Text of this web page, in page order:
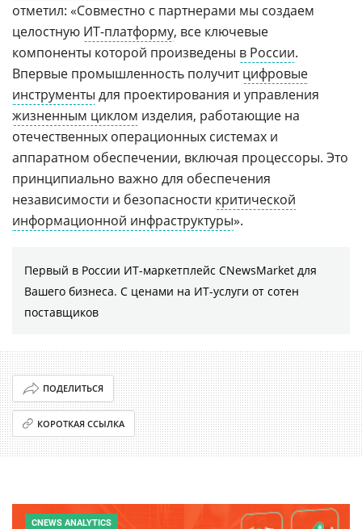
отметил: «Совместно с партнерами мы создаем
целостную ИТ-платформу, все ключевые
компоненты которой произведены в России.
Впервые промышленность получитцифровые
инструменты для проектирования и управления
жизненным циклом изделия, работающие на
отечественных операционных системах и
аппаратном обеспечении, включая процессоры. Это
принципиально важно для обеспечения
независимости и безопасности критической
информационной инфраструктуры».
Первый в России ИТ-маркетплейс CNewsMarket для
Вашего бизнеса. С ценами на ИТ-услуги от сотен
поставщиков
ПОДЕЛИТЬСЯ
КОРОТКАЯ ССЫЛКА
CNEWS ANALYTICS